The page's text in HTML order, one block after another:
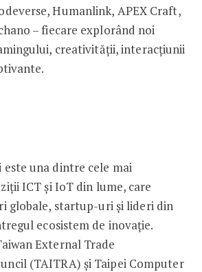
Humanlink, APEX Craft,
– fiecare explorând noi
creativității, interacțiunii
este una dintre cele mai
ICT și IoT din lume, care
globale, startup-uri și lideri din
ecosistem de inovație.
External Trade
(TAITRA) și Taipei Computer